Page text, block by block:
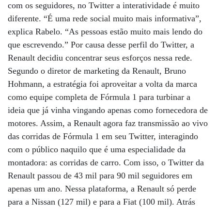
com os seguidores, no Twitter a interatividade é muito
diferente. “É uma rede social muito mais informativa”,
explica Rabelo. “As pessoas estão muito mais lendo do
que escrevendo.” Por causa desse perfil do Twitter, a
Renault decidiu concentrar seus esforços nessa rede.
Segundo o diretor de marketing da Renault, Bruno
Hohmann, a estratégia foi aproveitar a volta da marca
como equipe completa de Fórmula 1 para turbinar a
ideia que já vinha vingando apenas como fornecedora de
motores. Assim, a Renault agora faz transmissão ao vivo
das corridas de Fórmula 1 em seu Twitter, interagindo
com o público naquilo que é uma especialidade da
montadora: as corridas de carro. Com isso, o Twitter da
Renault passou de 43 mil para 90 mil seguidores em
apenas um ano. Nessa plataforma, a Renault só perde
para a Nissan (127 mil) e para a Fiat (100 mil). Atrás